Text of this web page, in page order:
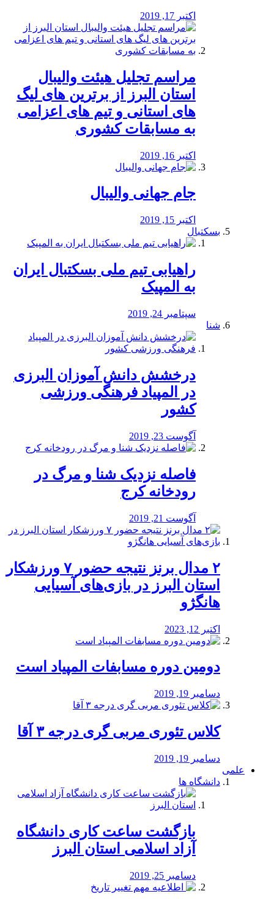
اکتبر 17, 2019
مراسم تجلیل هیئت والیبال
استان البرز از برترین های لیگ
های استانی و تیم های اعزامی
به مسابقات کشوری
اکتبر 16, 2019
جام جهانی والیبال
اکتبر 15, 2019
بسکتبال
راهیابی تیم ملی بسکتبال ایران
به المپیک
سپتامبر 24, 2019
شنا
درخشش دانش آموزان البرزی
در المپیاد فرهنگی ورزشی
کشور
آگوست 23, 2019
️فاصله نزدیک شنا و مرگ در
رودخانه کرج
آگوست 21, 2019
۲ مدال برنز نتیجه حضور ۷ ورزشکار
استان البرز در بازی‌های آسیایی
هانگژو
اکتبر 12, 2023
دومین دوره مسابفات المپیاد است
دسامبر 19, 2019
کلاس تئوری مربی گری درجه ۳ آقا
دسامبر 19, 2019
علمی
دانشگاه ها
بازگشت ساعت کاری دانشگاه
آزاد اسلامی استان البرز
دسامبر 25, 2019